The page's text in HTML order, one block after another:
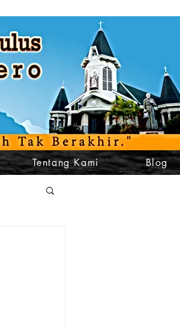
Tentang Kami Blog